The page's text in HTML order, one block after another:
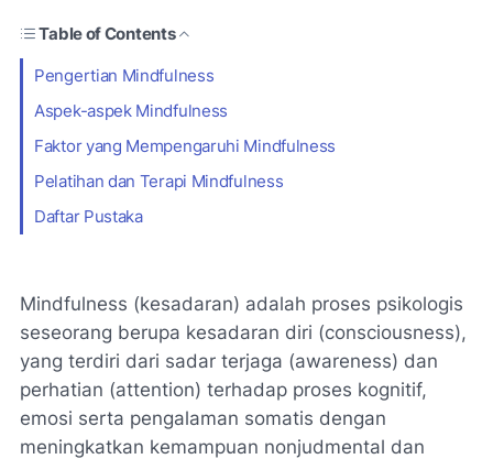
Table of Contents
Pengertian Mindfulness
Aspek-aspek Mindfulness
Faktor yang Mempengaruhi Mindfulness
Pelatihan dan Terapi Mindfulness
Daftar Pustaka
Mindfulness (kesadaran) adalah proses psikologis
seseorang berupa kesadaran diri (consciousness),
yang terdiri dari sadar terjaga (awareness) dan
perhatian (attention) terhadap proses kognitif,
emosi serta pengalaman somatis dengan
meningkatkan kemampuan nonjudmental dan